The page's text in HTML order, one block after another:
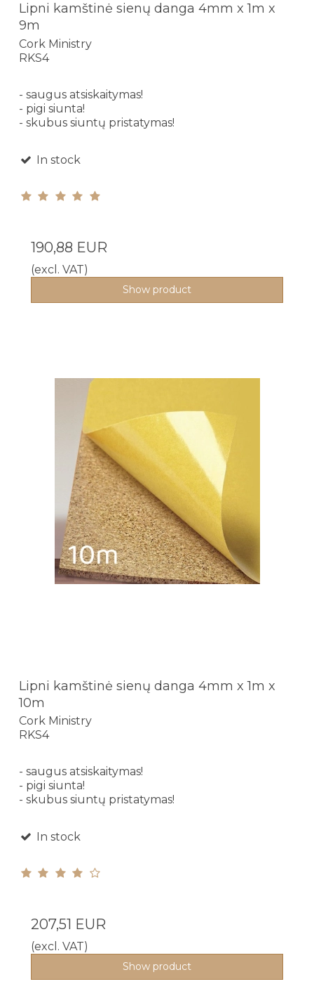
Lipni kamštinė sienų danga 4mm x 1m x
9m
Cork Ministry
RKS4
- saugus atsiskaitymas!
- pigi siunta!
- skubus siuntų pristatymas!
In stock
190,88 EUR
(excl. VAT)
Show product
Lipni kamštinė sienų danga 4mm x 1m x
10m
Cork Ministry
RKS4
- saugus atsiskaitymas!
- pigi siunta!
- skubus siuntų pristatymas!
In stock
207,51 EUR
(excl. VAT)
Show product